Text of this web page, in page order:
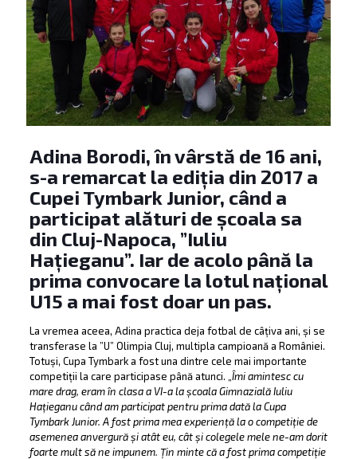
Adina Borodi, în vârstă de 16 ani,
s-a remarcat la ediția din 2017 a
Cupei Tymbark Junior, când a
participat alături de școala sa
din Cluj-Napoca, ”Iuliu
Hațieganu”. Iar de acolo până la
prima convocare la lotul național
U15 a mai fost doar un pas.
La vremea aceea, Adina practica deja fotbal de câțiva ani, și se
transferase la ”U” Olimpia Cluj, multipla campioană a României.
Totuși, Cupa Tymbark a fost una dintre cele mai importante
competiții la care participase până atunci. „ Îmi amintesc cu
mare drag, eram în clasa a VI-a la școala Gimnazială Iuliu
Hațieganu când am participat pentru prima dată la Cupa
Tymbark Junior. A fost prima mea experiență la o competiție de
asemenea anvergură și atât eu, cât și colegele mele ne-am dorit
foarte mult să ne impunem. Țin minte că a fost prima competiție